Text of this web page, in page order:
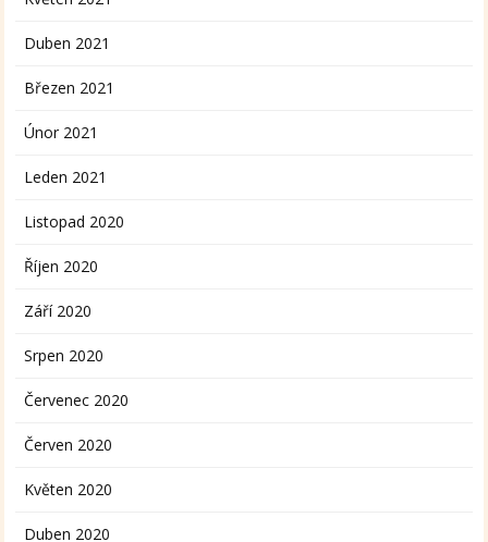
Duben 2021
Březen 2021
Únor 2021
Leden 2021
Listopad 2020
Říjen 2020
Září 2020
Srpen 2020
Červenec 2020
Červen 2020
Květen 2020
Duben 2020